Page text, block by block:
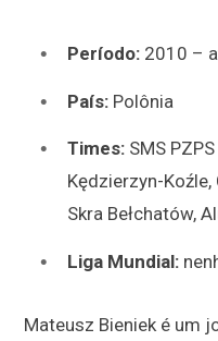
Período: 2010 –
País: Polônia
Times: SMS
Kędzierzyn-Koźle,
Skra Bełchatów,
Liga Mundial:
Mateusz Bieniek é um